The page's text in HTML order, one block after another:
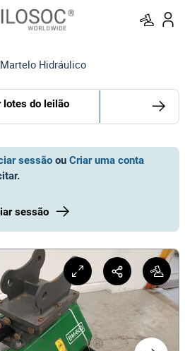
Hidráulico
lotes do leilão
sessão ou Criar uma conta
.
sessão